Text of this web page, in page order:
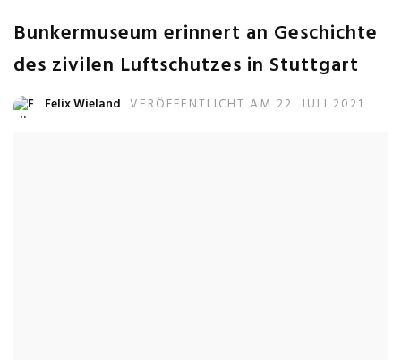
Bunkermuseum erinnert an Geschichte
des zivilen Luftschutzes in Stuttgart
Felix Wieland VERÖFFENTLICHT AM 22. JULI 2021